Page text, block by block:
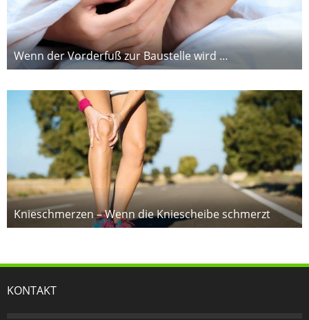
Wenn der Vorderfuß zur Baustelle wird …
Knieschmerzen – Wenn die Kniescheibe schmerzt
KONTAKT